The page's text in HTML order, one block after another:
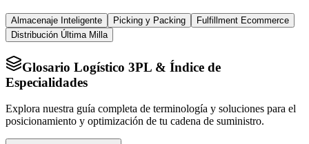
Almacenaje Inteligente Picking y Packing
Fulfillment Ecommerce
Distribución Última Milla
Glosario Logístico 3PL & Índice de
Especialidades
Explora nuestra guía completa de terminología y soluciones para el
posicionamiento y optimización de tu cadena de suministro.